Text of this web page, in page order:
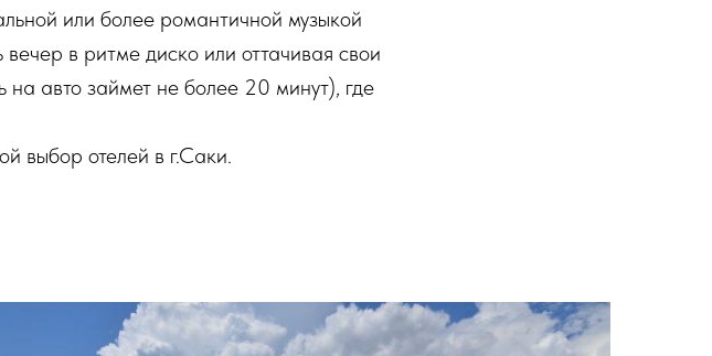
или более романтичной музыкой
в ритме диско или оттачивая свои
на авто займет не более 20 минут), где
выбор отелей в г.Саки.